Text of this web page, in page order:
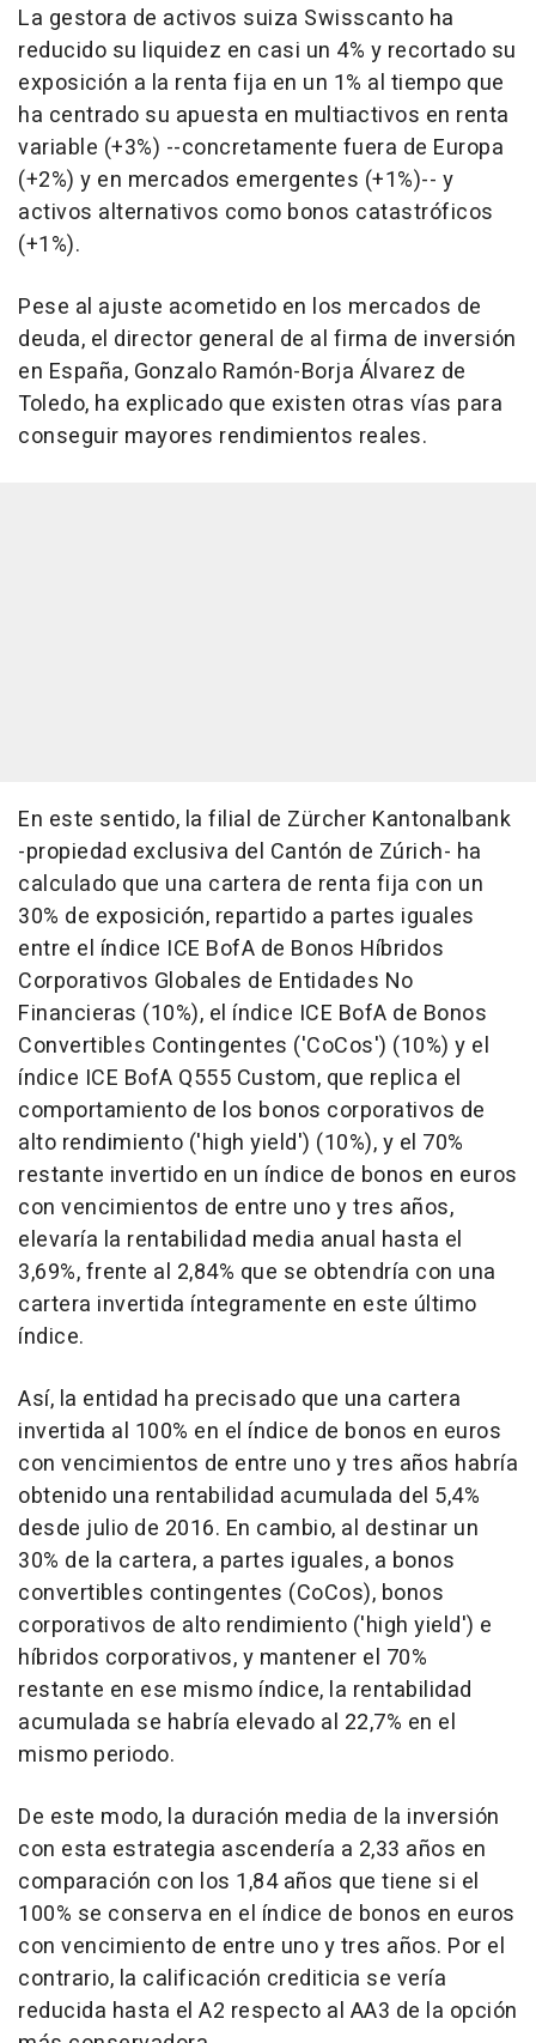
La gestora de activos suiza Swisscanto ha
reducido su liquidez en casi un 4% y recortado su
exposición a la renta fija en un 1% al tiempo que
ha centrado su apuesta en multiactivos en renta
variable (+3%) --concretamente fuera de Europa
(+2%) y en mercados emergentes (+1%)-- y
activos alternativos como bonos catastróficos
(+1%).
Pese al ajuste acometido en los mercados de
deuda, el director general de al firma de inversión
en España, Gonzalo Ramón-Borja Álvarez de
Toledo, ha explicado que existen otras vías para
conseguir mayores rendimientos reales.
En este sentido, la filial de Zürcher Kantonalbank
-propiedad exclusiva del Cantón de Zúrich- ha
calculado que una cartera de renta fija con un
30% de exposición, repartido a partes iguales
entre el índice ICE BofA de Bonos Híbridos
Corporativos Globales de Entidades No
Financieras (10%), el índice ICE BofA de Bonos
Convertibles Contingentes ('CoCos') (10%) y el
índice ICE BofA Q555 Custom, que replica el
comportamiento de los bonos corporativos de
alto rendimiento ('high yield') (10%), y el 70%
restante invertido en un índice de bonos en euros
con vencimientos de entre uno y tres años,
elevaría la rentabilidad media anual hasta el
3,69%, frente al 2,84% que se obtendría con una
cartera invertida íntegramente en este último
índice.
Así, la entidad ha precisado que una cartera
invertida al 100% en el índice de bonos en euros
con vencimientos de entre uno y tres años habría
obtenido una rentabilidad acumulada del 5,4%
desde julio de 2016. En cambio, al destinar un
30% de la cartera, a partes iguales, a bonos
convertibles contingentes (CoCos), bonos
corporativos de alto rendimiento ('high yield') e
híbridos corporativos, y mantener el 70%
restante en ese mismo índice, la rentabilidad
acumulada se habría elevado al 22,7% en el
mismo periodo.
De este modo, la duración media de la inversión
con esta estrategia ascendería a 2,33 años en
comparación con los 1,84 años que tiene si el
100% se conserva en el índice de bonos en euros
con vencimiento de entre uno y tres años. Por el
contrario, la calificación crediticia se vería
reducida hasta el A2 respecto al AA3 de la opción